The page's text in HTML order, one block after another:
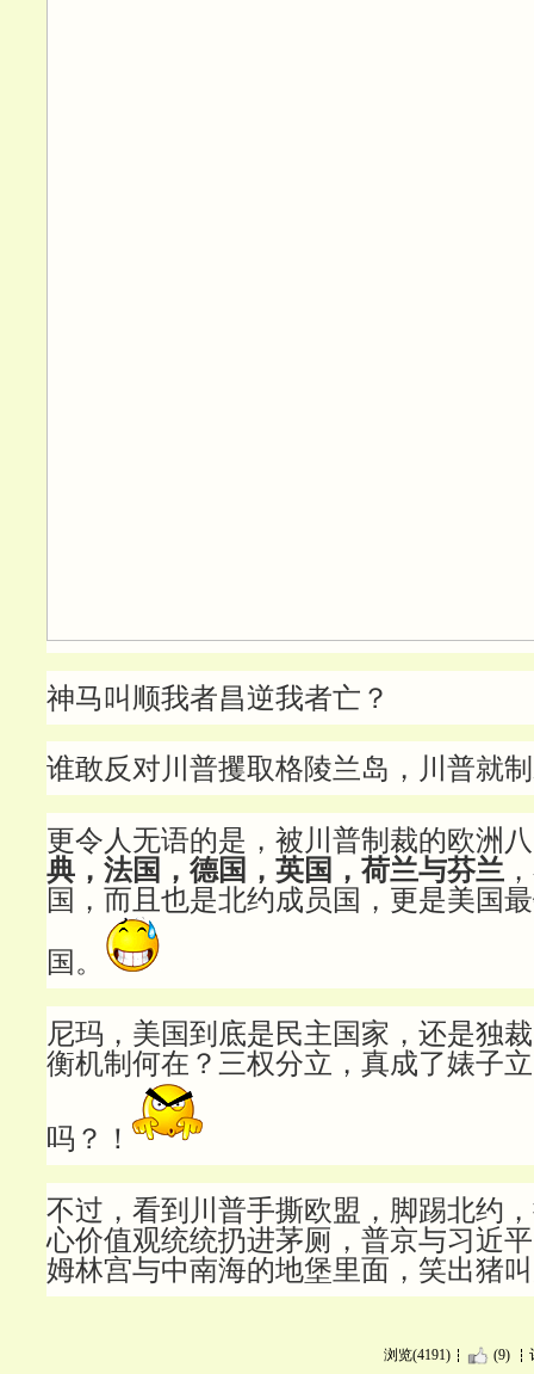
神马叫顺我者昌逆我者亡？
谁敢反对川普攫取格陵兰岛，川普就
更令人无语的是，被川普制裁的欧洲
典，法国，德国，英国，荷兰与芬兰
国，而且也是北约成员国，更是美国
国。
尼玛，美国到底是民主国家，还是独
衡机制何在？三权分立，真成了婊子
吗？！
不过，看到川普手撕欧盟，脚踢北约
心价值观统统扔进茅厕，普京与习近
姆林宫与中南海的地堡里面，笑出猪
浏览(4191) (9)